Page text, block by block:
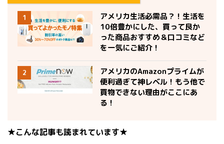
1
アメリカ生活必需品？！生活を
10倍豊かにした、買って良か
った商品おすすめ＆口コミなど
を一気にご紹介！
2
アメリカのAmazonプライムが
便利過ぎて神レベル！もう他で
買物できない理由がここにあ
る！
★こんな記事も読まれています★